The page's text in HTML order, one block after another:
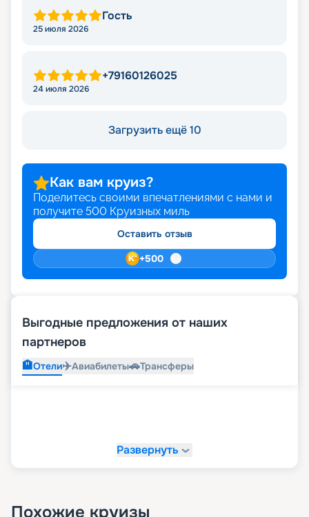
Гость
25 июля 2026
+79160126025
24 июля 2026
Загрузить ещё 10
Как вам круиз?
Поделитесь своими впечатлениями с нами и
получите 500 Круизных миль
Оставить отзыв
+500
Выгодные предложения от наших
партнеров
🏨Отели✈️Авиабилеты🚗Трансферы
Развернуть
Похожие круизы